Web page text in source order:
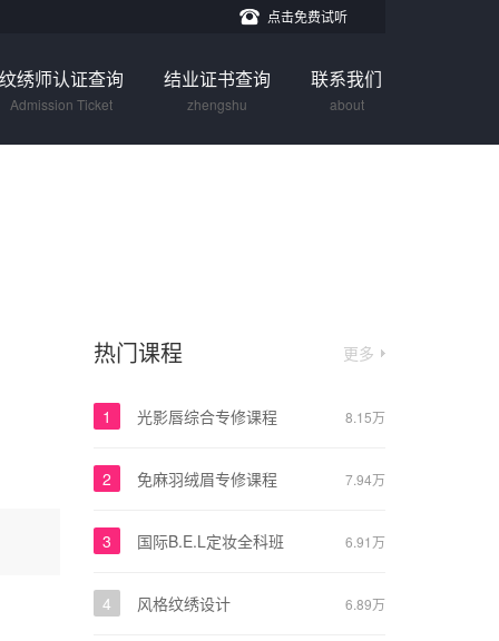
点击免费试听
纹绣师认证查询
Admission Ticket
结业证书查询
zhengshu
联系我们
about
更多
热门课程
8.15万
1 光影唇综合专修课程
7.94万
2 免麻羽绒眉专修课程
6.91万
3 国际B.E.L定妆全科班
6.89万
4 风格纹绣设计